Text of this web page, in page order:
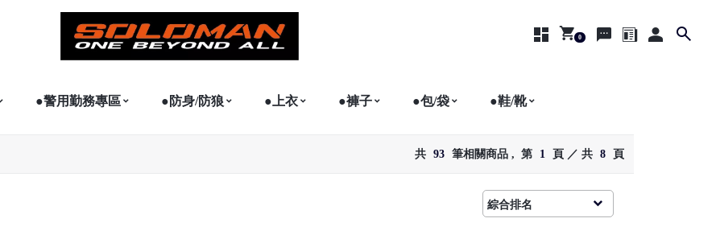
0
●警用勤務專區 ●防身/防狼 ●上衣 ●褲子 ●包/袋 ●鞋/靴
共 93 筆相關商品 , 第 1 頁 ／ 共 8 頁